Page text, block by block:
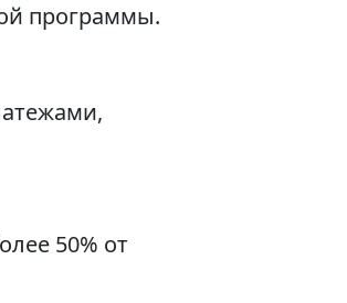
программы.
50% от